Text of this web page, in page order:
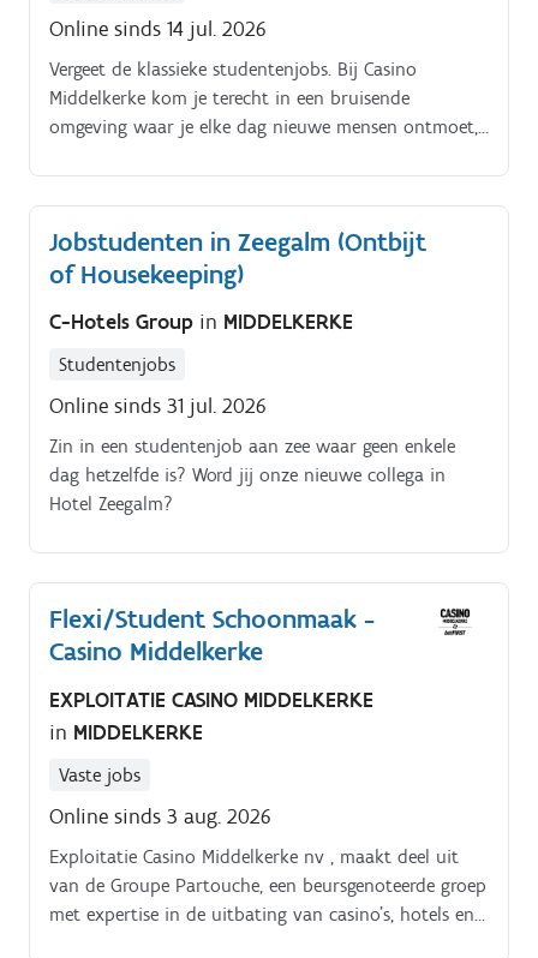
Online sinds 14 jul. 2026
Vergeet de klassieke studentenjobs. Bij Casino
Middelkerke kom je terecht in een bruisende
omgeving waar je elke dag nieuwe mensen ontmoet,
professioneel team. Ben jij enthousiast,
klantvriendelijk en minstens 18 jaar oud? Dan zoeken
wij jou!
Jobstudenten in Zeegalm (Ontbijt
of Housekeeping)
C-Hotels Group in MIDDELKERKE
Studentenjobs
Online sinds 31 jul. 2026
Zin in een studentenjob aan zee waar geen enkele
dag hetzelfde is? Word jij onze nieuwe collega in
Hotel Zeegalm?
Flexi/Student Schoonmaak -
Casino Middelkerke
EXPLOITATIE CASINO MIDDELKERKE
in MIDDELKERKE
Vaste jobs
Online sinds 3 aug. 2026
Exploitatie Casino Middelkerke nv , maakt deel uit
van de Groupe Partouche, een beursgenoteerde groep
met expertise in de uitbating van casino’s, hotels en